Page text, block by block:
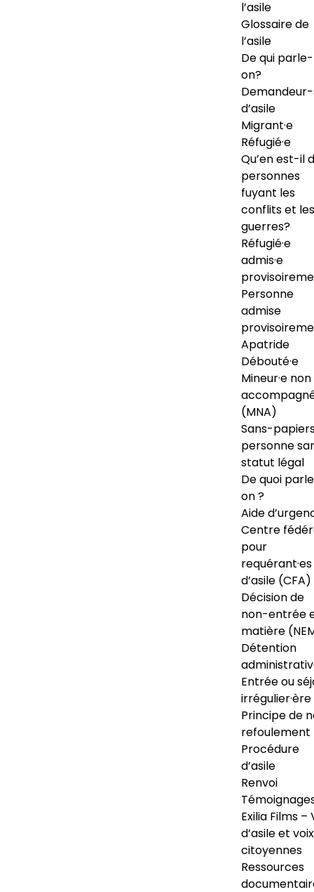
l’asile
Glossaire de
l’asile
De qui
on?
d’asile
Migrant·e
Réfugié·e
Qu’en est-il
personnes
fuyant les
conflits et les
guerres?
Réfugié·e
admis·e
Personne
admise
Apatride
Débouté·e
Mineur·e non
(MNA)
Sans-
personne
statut légal
De quoi
on ?
Aide
Centre
pour
requérant·es
d’asile (CFA)
Décision de
non-entrée
matière
Détention
Entrée ou
irrégulier·ère
Principe de
refoulement
Procédure
d’asile
Renvoi
Exilia Films –
d’asile et voix
citoyennes
Ressources